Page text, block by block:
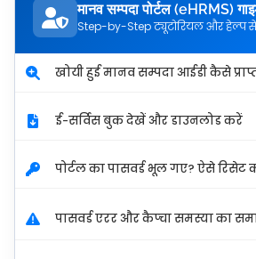
मानव सम्पदा पोर्टल (eHRMS)
Step-by-Step ट्यूटोरियल और हेल्प
खोयी हुई मानव सम्पदा आईडी कैसे
ई-सर्विस बुक देखें और डाउनलोड करें
पोर्टल का पासवर्ड भूल गए? ऐसे रिसेट
पासवर्ड एरर और कैप्चा समस्या का